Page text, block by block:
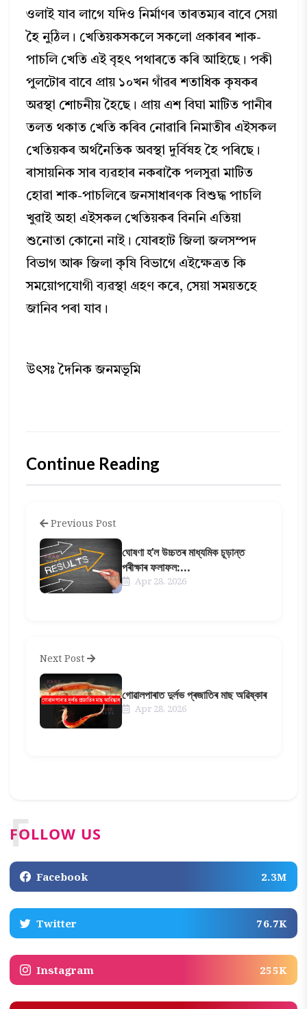
ওলাই যাব লাগে যদিও নিৰ্মাণৰ তাৰতম্যৰ বাবে সেয়া
হৈ নুঠিল। খেতিয়কসকলে সকলো প্ৰকাৰৰ শাক-
পাচলি খেতি এই বৃহৎ পথাৰতে কৰি আহিছে। পকী
পুলটোৰ বাবে প্রায় ১০খন গাঁৱৰ শতাধিক কৃষকৰ
অৱস্থা শোচনীয় হৈছে। প্রায় এশ বিঘা মাটিত পানীৰ
তলত থকাত খেতি কৰিব নোৱাৰি নিমাতীৰ এইসকল
খেতিয়কৰ অৰ্থনৈতিক অবস্থা দুর্বিষহ হৈ পৰিছে।
ৰাসায়নিক সাৰ ব্যৱহাৰ নকৰাকৈ পলসুৱা মাটিত
হোৱা শাক-পাচলিৰে জনসাধাৰণক বিশুদ্ধ পাচলি
খুৱাই অহা এইসকল খেতিয়কৰ বিননি এতিয়া
শুনোতা কোনো নাই। যোৰহাট জিলা জলসম্পদ
বিভাগ আৰু জিলা কৃষি বিভাগে এইক্ষেত্রত কি
সময়োপযোগী ব্যৱস্থা গ্রহণ কৰে, সেয়া সময়তহে
জানিব পৰা যাব।
উৎসঃ দৈনিক জনমভূমি
Continue Reading
Previous Post
ঘোষণা হ’ল উচ্চতৰ মাধ্যমিক চূড়ান্ত
পৰীক্ষাৰ ফলাফল:...
Apr 28, 2026
Next Post
গোৱালপাৰাত দুর্লভ প্ৰজাতিৰ মাছ অৱিষ্কাৰ
Apr 28, 2026
FOLLOW US
F
Facebook 2.3M
Twitter 76.7K
Instagram 255K